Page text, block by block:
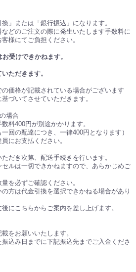
」または「銀行振込」になります。
どのご注文の際に発生いたします手数料に
様にてご負担ください。
受けできかねます。
ただきます。
価格が記載されている場合がございます
づいてさせていただきます。
場合
料400円が別途かかります。
回の配達につき、一律400円となります）
にお支払ください。
だき次第、配送手続きを行います。
ルは一切できかねますので、あらかじめご
を必ずご確認ください。
方は代金引換を選択できかねる場合があり
にこちらからご案内を差し上げます。
をお願いいたします。
込み日までに下記振込先までご入金くださ